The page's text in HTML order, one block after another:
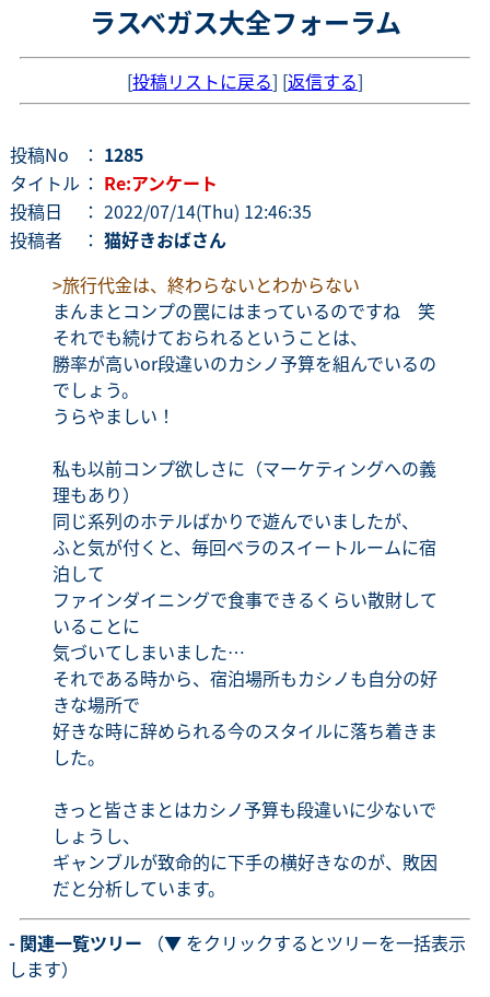
ラスベガス大全フォーラム
[投稿リストに戻る] [返信する]
投稿No ： 1285
タイトル ： Re:アンケート
投稿日
： 2022/07/14(Thu) 12:46:35
投稿者
： 猫好きおばさん
>旅行代金は、終わらないとわからない
まんまとコンプの罠にはまっているのですね 笑
それでも続けておられるということは、
勝率が高いor段違いのカシノ予算を組んでいるの
でしょう。
うらやましい！
私も以前コンプ欲しさに（マーケティングへの義
理もあり）
同じ系列のホテルばかりで遊んでいましたが、
ふと気が付くと、毎回ベラのスイートルームに宿
泊して
ファインダイニングで食事できるくらい散財して
いることに
気づいてしまいました…
それである時から、宿泊場所もカシノも自分の好
きな場所で
好きな時に辞められる今のスタイルに落ち着きま
した。
きっと皆さまとはカシノ予算も段違いに少ないで
しょうし、
ギャンブルが致命的に下手の横好きなのが、敗因
だと分析しています。
- 関連一覧ツリー （▼ をクリックするとツリーを一括表示
します）